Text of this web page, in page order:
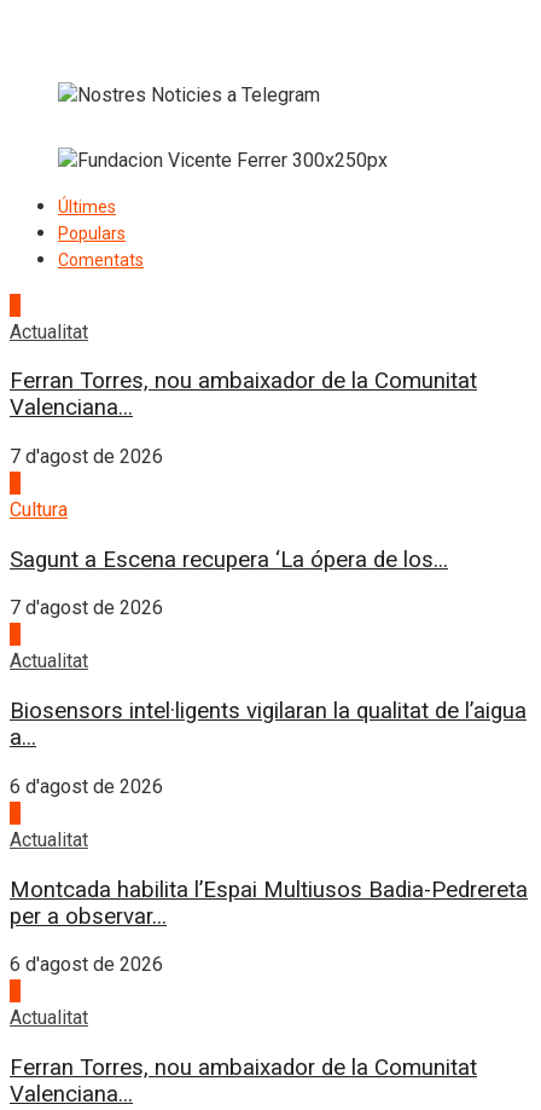
Últimes
Populars
Comentats
Actualitat
Ferran Torres, nou ambaixador de la Comunitat
Valenciana...
7 d'agost de 2026
Cultura
Sagunt a Escena recupera ‘La ópera de los...
7 d'agost de 2026
Actualitat
Biosensors intel·ligents vigilaran la qualitat de l’aigua
a...
6 d'agost de 2026
Actualitat
Montcada habilita l’Espai Multiusos Badia-Pedrereta
per a observar...
6 d'agost de 2026
Actualitat
Ferran Torres, nou ambaixador de la Comunitat
Valenciana...